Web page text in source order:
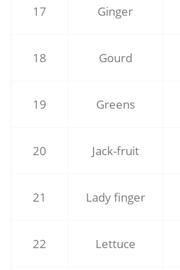
17 Ginger
18 Gourd
19 Greens
20 Jack-fruit
21 Lady finger
22 Lettuce